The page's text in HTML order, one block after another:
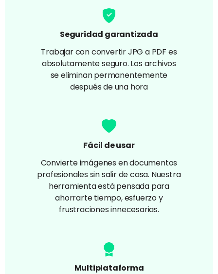
Seguridad garantizada
Trabajar con convertir JPG a PDF es
absolutamente seguro. Los archivos
se eliminan permanentemente
después de una hora
Fácil de usar
Convierte imágenes en documentos
profesionales sin salir de casa. Nuestra
herramienta está pensada para
ahorrarte tiempo, esfuerzo y
frustraciones innecesarias.
Multiplataforma